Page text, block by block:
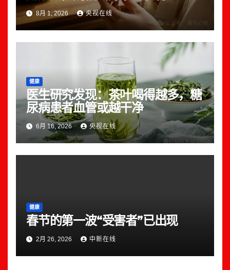
8月 1, 2026 央视在线
健康
医生研究发现：茶叶喝得越多，糖
尿病患者血管或越干净
6月 16, 2026 央视在线
健康
春节的第一波“受害者”已出现
2月 26, 2026 中新在线